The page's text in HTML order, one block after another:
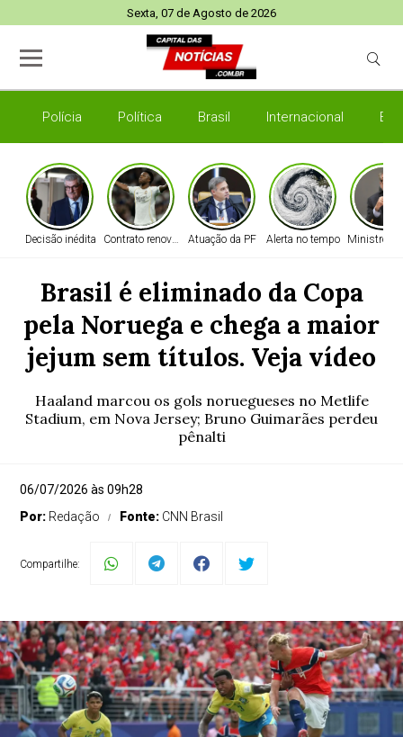
Sexta, 07 de Agosto de 2026
Polícia Política Brasil Internacional
Decisão inédita Contrato renovadoAtuação da PF Alerta no tempo Ministro do
Brasil é eliminado da Copa
pela Noruega e chega a maior
jejum sem títulos. Veja vídeo
Haaland marcou os gols noruegueses no Metlife
Stadium, em Nova Jersey; Bruno Guimarães perdeu
pênalti
06/07/2026 às 09h28
Por: Redação Fonte: CNN Brasil
Compartilhe: